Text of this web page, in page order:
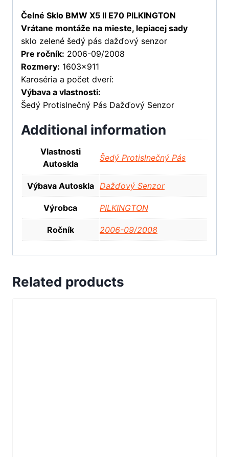
Čelné Sklo BMW X5 II E70 PILKINGTON
Vrátane montáže na mieste, lepiacej sady
sklo zelené šedý pás dažďový senzor
Pre ročník: 2006-09/2008
Rozmery: 1603×911
Karoséria a počet dverí:
Výbava a vlastnosti:
Šedý Protislnečný Pás Dažďový Senzor
Additional information
Vlastnosti
Autoskla
Šedý Protislnečný Pás
Výbava Autoskla Dažďový Senzor
Výrobca PILKINGTON
Ročník 2006-09/2008
Related products